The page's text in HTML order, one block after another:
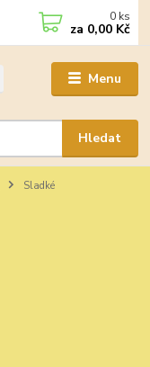
Menu
Hledat
0 ks
za 0,00 Kč
Sladké